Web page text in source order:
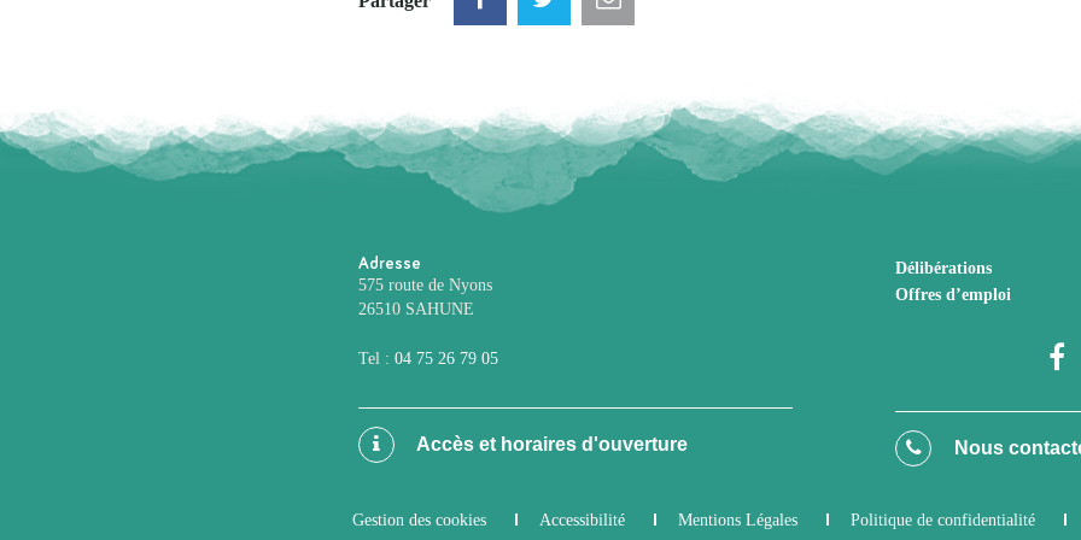
Adresse
575 route de Nyons
26510 SAHUNE
Tel : 04 75 26 79 05
Accès et horaires d'ouverture
Délibérations
Offres d’emploi
Nous
Gestion des cookies Accessibilité Mentions Légales Politique de confidentialité